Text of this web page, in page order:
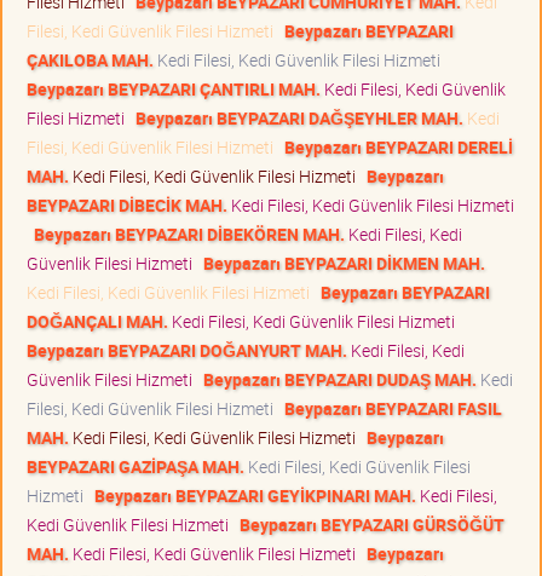
Filesi, Kedi Güvenlik Filesi Hizmeti Beypazarı BEYPAZARI
ÇAKILOBA MAH. Kedi Filesi, Kedi Güvenlik Filesi Hizmeti
Beypazarı BEYPAZARI ÇANTIRLI MAH. Kedi Filesi, Kedi Güvenlik
Filesi Hizmeti Beypazarı BEYPAZARI DAĞŞEYHLER MAH. Kedi
Filesi, Kedi Güvenlik Filesi Hizmeti Beypazarı BEYPAZARI DERELİ
MAH. Kedi Filesi, Kedi Güvenlik Filesi Hizmeti Beypazarı
BEYPAZARI DİBECİK MAH. Kedi Filesi, Kedi Güvenlik Filesi Hizmeti
Beypazarı BEYPAZARI DİBEKÖREN MAH. Kedi Filesi, Kedi
Güvenlik Filesi Hizmeti Beypazarı BEYPAZARI DİKMEN MAH.
Kedi Filesi, Kedi Güvenlik Filesi Hizmeti Beypazarı BEYPAZARI
DOĞANÇALI MAH. Kedi Filesi, Kedi Güvenlik Filesi Hizmeti
Beypazarı BEYPAZARI DOĞANYURT MAH. Kedi Filesi, Kedi
Güvenlik Filesi Hizmeti Beypazarı BEYPAZARI DUDAŞ MAH. Kedi
Filesi, Kedi Güvenlik Filesi Hizmeti Beypazarı BEYPAZARI FASIL
MAH. Kedi Filesi, Kedi Güvenlik Filesi Hizmeti Beypazarı
BEYPAZARI GAZİPAŞA MAH. Kedi Filesi, Kedi Güvenlik Filesi
Hizmeti Beypazarı BEYPAZARI GEYİKPINARI MAH. Kedi Filesi,
Kedi Güvenlik Filesi Hizmeti Beypazarı BEYPAZARI GÜRSÖĞÜT
MAH. Kedi Filesi, Kedi Güvenlik Filesi Hizmeti Beypazarı